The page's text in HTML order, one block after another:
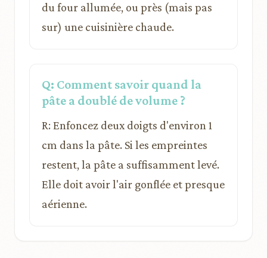
du four allumée, ou près (mais pas
sur) une cuisinière chaude.
Q: Comment savoir quand la
pâte a doublé de volume ?
R: Enfoncez deux doigts d'environ 1
cm dans la pâte. Si les empreintes
restent, la pâte a suffisamment levé.
Elle doit avoir l'air gonflée et presque
aérienne.